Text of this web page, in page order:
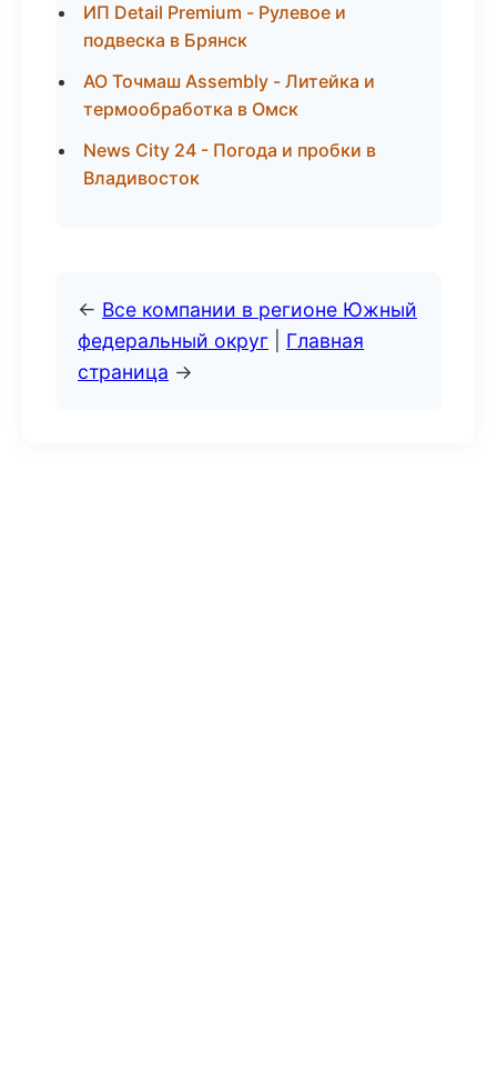
ИП Detail Premium - Рулевое и
подвеска в Брянск
АО Точмаш Assembly - Литейка и
термообработка в Омск
News City 24 - Погода и пробки в
Владивосток
← Все компании в регионе Южный
федеральный округ
Главная
страница →